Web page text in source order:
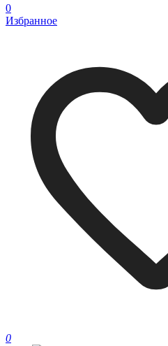
0
Избранное
0